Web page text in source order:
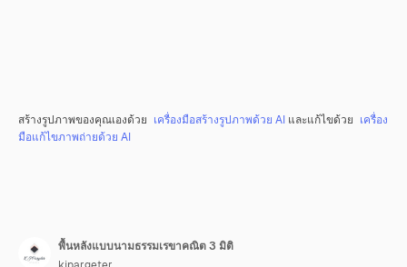
สร้างรูปภาพของคุณเองด้วย เครื่องมือสร้างรูปภาพด้วย AI และแก้ไขด้วย เครื่อง
มือแก้ไขภาพถ่ายด้วย AI
พื้นหลังแบบนามธรรมเรขาคณิต 3 มิติ